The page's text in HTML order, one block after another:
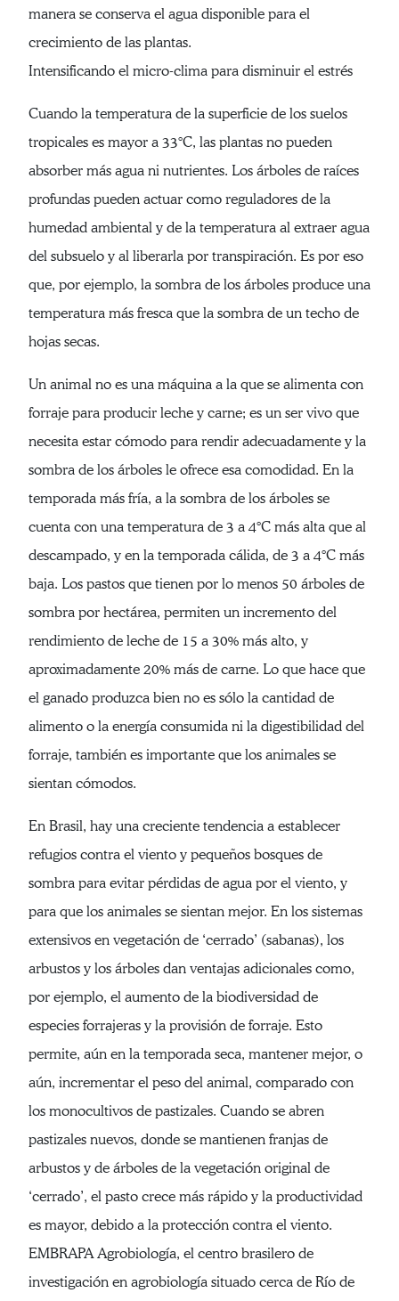
manera se conserva el agua disponible para el
crecimiento de las plantas.
Intensificando el micro-clima para disminuir el estrés
Cuando la temperatura de la superficie de los suelos
tropicales es mayor a 33°C, las plantas no pueden
absorber más agua ni nutrientes. Los árboles de raíces
profundas pueden actuar como reguladores de la
humedad ambiental y de la temperatura al extraer agua
del subsuelo y al liberarla por transpiración. Es por eso
que, por ejemplo, la sombra de los árboles produce una
temperatura más fresca que la sombra de un techo de
hojas secas.
Un animal no es una máquina a la que se alimenta con
forraje para producir leche y carne; es un ser vivo que
necesita estar cómodo para rendir adecuadamente y la
sombra de los árboles le ofrece esa comodidad. En la
temporada más fría, a la sombra de los árboles se
cuenta con una temperatura de 3 a 4°C más alta que al
descampado, y en la temporada cálida, de 3 a 4°C más
baja. Los pastos que tienen por lo menos 50 árboles de
sombra por hectárea, permiten un incremento del
rendimiento de leche de 15 a 30% más alto, y
aproximadamente 20% más de carne. Lo que hace que
el ganado produzca bien no es sólo la cantidad de
alimento o la energía consumida ni la digestibilidad del
forraje, también es importante que los animales se
sientan cómodos.
En Brasil, hay una creciente tendencia a establecer
refugios contra el viento y pequeños bosques de
sombra para evitar pérdidas de agua por el viento, y
para que los animales se sientan mejor. En los sistemas
extensivos en vegetación de ‘cerrado’ (sabanas), los
arbustos y los árboles dan ventajas adicionales como,
por ejemplo, el aumento de la biodiversidad de
especies forrajeras y la provisión de forraje. Esto
permite, aún en la temporada seca, mantener mejor, o
aún, incrementar el peso del animal, comparado con
los monocultivos de pastizales. Cuando se abren
pastizales nuevos, donde se mantienen franjas de
arbustos y de árboles de la vegetación original de
‘cerrado’, el pasto crece más rápido y la productividad
es mayor, debido a la protección contra el viento.
EMBRAPA Agrobiología, el centro brasilero de
investigación en agrobiología situado cerca de Río de